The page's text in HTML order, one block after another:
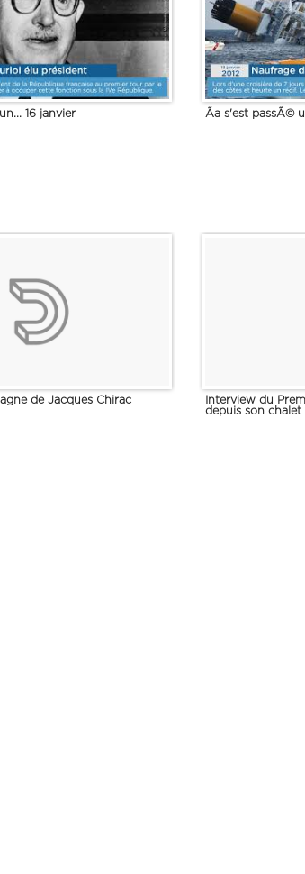
16 janvier Ãa s'est passÃ©
de Jacques Chirac
Interview du
depuis son chalet